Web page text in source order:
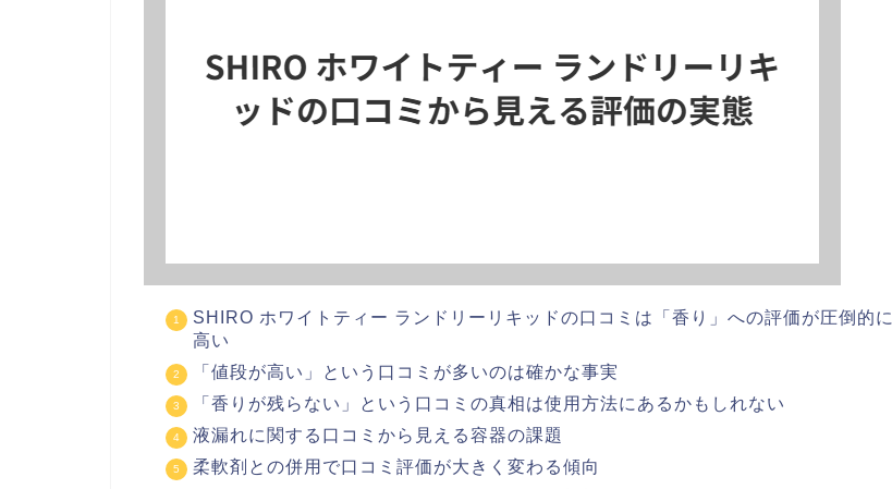
SHIRO ホワイトティー ランドリーリキッドの口コミは「香り」への評価が圧倒的に
高い
「値段が高い」という口コミが多いのは確かな事実
「香りが残らない」という口コミの真相は使用方法にあるかもしれない
液漏れに関する口コミから見える容器の課題
柔軟剤との併用で口コミ評価が大きく変わる傾向